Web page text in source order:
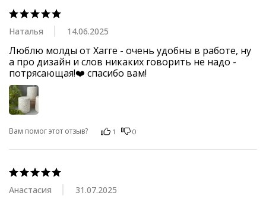
Наталья 14.06.2025
Люблю молды от Хагге - очень удобны в работе, ну
а про дизайн и слов никаких говорить не надо -
потрясающая!❤️ спасибо вам!
Вам помог этот отзыв? 1 0
Анастасия 31.07.2025